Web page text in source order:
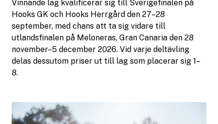
Vinnande lag kvalificerar sig till Sverigefinalen på
Hooks GK och Hooks Herrgård den 27–28
september, med chans att ta sig vidare till
utlandsfinalen på Meloneras, Gran Canaria den 28
november–5 december 2026. Vid varje deltävling
delas dessutom priser ut till lag som placerar sig 1–
8.